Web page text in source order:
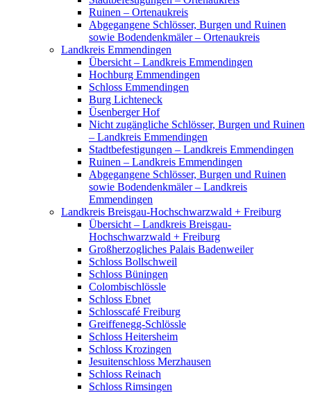
Ruinen – Ortenaukreis
Abgegangene Schlösser, Burgen und Ruinen
sowie Bodendenkmäler – Ortenaukreis
Landkreis Emmendingen
Übersicht – Landkreis Emmendingen
Hochburg Emmendingen
Schloss Emmendingen
Burg Lichteneck
Üsenberger Hof
Nicht zugängliche Schlösser, Burgen und Ruinen
– Landkreis Emmendingen
Stadtbefestigungen – Landkreis Emmendingen
Ruinen – Landkreis Emmendingen
Abgegangene Schlösser, Burgen und Ruinen
sowie Bodendenkmäler – Landkreis
Emmendingen
Landkreis Breisgau-Hochschwarzwald + Freiburg
Übersicht – Landkreis Breisgau-
Hochschwarzwald + Freiburg
Großherzogliches Palais Badenweiler
Schloss Bollschweil
Schloss Büningen
Colombischlössle
Schloss Ebnet
Schlosscafé Freiburg
Greiffenegg-Schlössle
Schloss Heitersheim
Schloss Krozingen
Jesuitenschloss Merzhausen
Schloss Reinach
Schloss Rimsingen